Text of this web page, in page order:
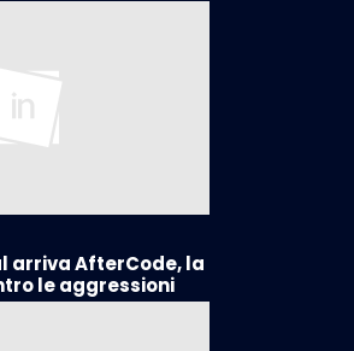
arriva AfterCode, la
le aggressioni